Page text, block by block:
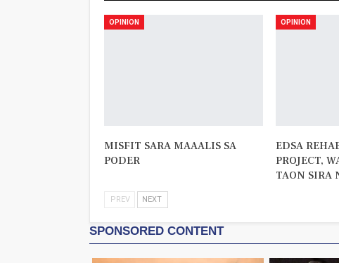
OPINION
MISFIT SARA MAAALIS SA
PODER
OPINION
EDSA
PROJECT,
TAON SIRA
PREV NEXT